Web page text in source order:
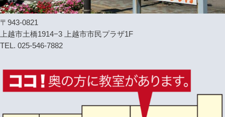
〒943-0821
上越市土橋1914−3 上越市市民プラザ1F
TEL. 025-546-7882